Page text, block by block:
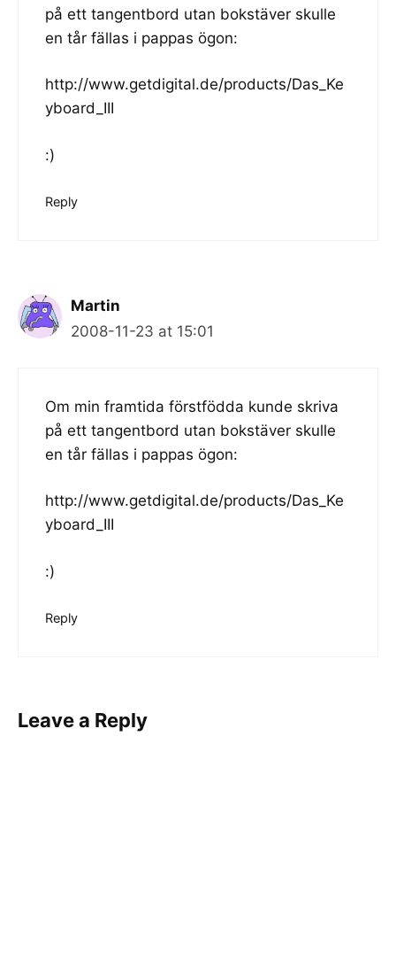
på ett tangentbord utan bokstäver skulle
en tår fällas i pappas ögon:
http://www.getdigital.de/products/Das_Ke
yboard_III
:)
Reply
Martin
2008-11-23 at 15:01
Om min framtida förstfödda kunde skriva
på ett tangentbord utan bokstäver skulle
en tår fällas i pappas ögon:
http://www.getdigital.de/products/Das_Ke
yboard_III
:)
Reply
Leave a Reply